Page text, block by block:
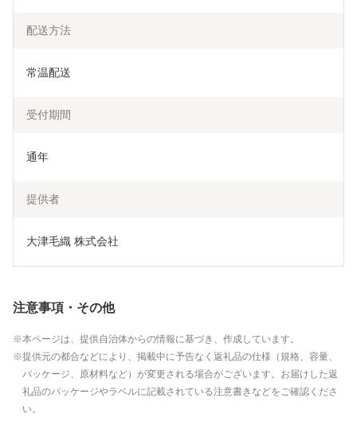
配送方法
常温配送
受付期間
通年
提供者
大津毛織 株式会社
注意事項・その他
本ページは、提供自治体からの情報に基づき、作成しています。
提供元の都合などにより、掲載中に予告なく返礼品の仕様（規格、容量、
パッケージ、原材料など）が変更される場合がございます。お届けした返
礼品のパッケージやラベルに記載されている注意書きなどをご確認くださ
い。